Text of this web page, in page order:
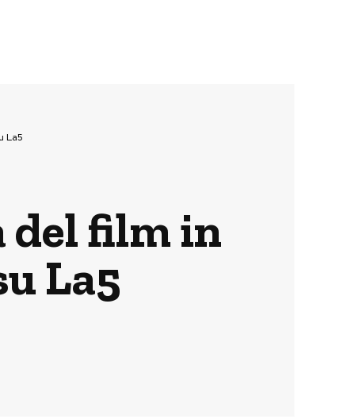
La5
del film in
La5